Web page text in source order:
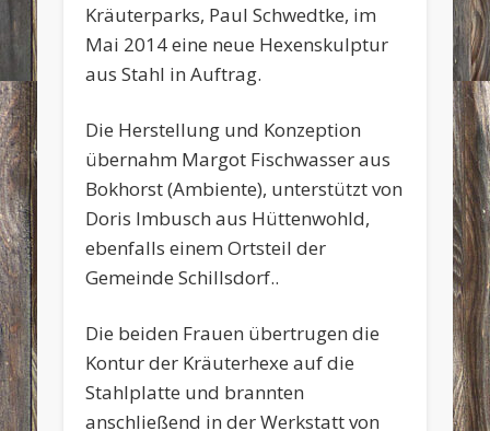
Kräuterparks, Paul Schwedtke, im
Mai 2014 eine neue Hexenskulptur
aus Stahl in Auftrag.
Die Herstellung und Konzeption
übernahm Margot Fischwasser aus
Bokhorst (Ambiente), unterstützt von
Doris Imbusch aus Hüttenwohld,
ebenfalls einem Ortsteil der
Gemeinde Schillsdorf..
Die beiden Frauen übertrugen die
Kontur der Kräuterhexe auf die
Stahlplatte und brannten
anschließend in der Werkstatt von